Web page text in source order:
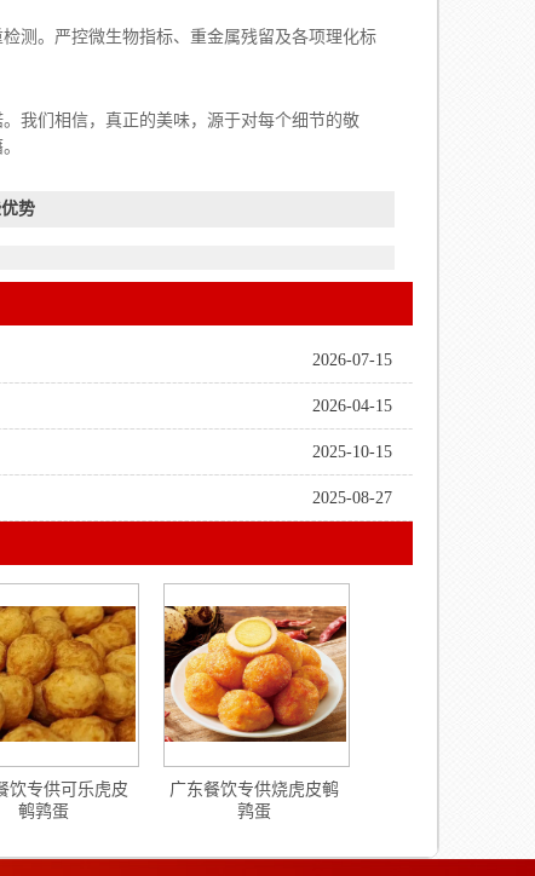
严控微生物指标、重金属残留及各项理化标
相信，真正的美味，源于对每个细节的敬
势
2026-07-15
2026-04-15
2025-10-15
2025-08-27
饮专供可乐虎皮
鹌鹑蛋
广东餐饮专供烧虎皮鹌
鹑蛋